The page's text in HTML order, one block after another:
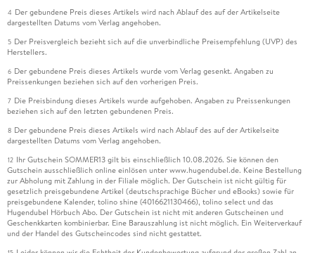
4 Der gebundene Preis dieses Artikels wird nach Ablauf des auf der Artikelseite
dargestellten Datums vom Verlag angehoben.
5 Der Preisvergleich bezieht sich auf die unverbindliche Preisempfehlung (UVP) des
Herstellers.
6 Der gebundene Preis dieses Artikels wurde vom Verlag gesenkt. Angaben zu
Preissenkungen beziehen sich auf den vorherigen Preis.
7 Die Preisbindung dieses Artikels wurde aufgehoben. Angaben zu Preissenkungen
beziehen sich auf den letzten gebundenen Preis.
8 Der gebundene Preis dieses Artikels wird nach Ablauf des auf der Artikelseite
dargestellten Datums vom Verlag angehoben.
12 Ihr Gutschein SOMMER13 gilt bis einschließlich 10.08.2026. Sie können den
Gutschein ausschließlich online einlösen unter www.hugendubel.de. Keine Bestellung
zur Abholung mit Zahlung in der Filiale möglich. Der Gutschein ist nicht gültig für
gesetzlich preisgebundene Artikel (deutschsprachige Bücher und eBooks) sowie für
preisgebundene Kalender, tolino shine (4016621130466), tolino select und das
Hugendubel Hörbuch Abo. Der Gutschein ist nicht mit anderen Gutscheinen und
Geschenkkarten kombinierbar. Eine Barauszahlung ist nicht möglich. Ein Weiterverkauf
und der Handel des Gutscheincodes sind nicht gestattet.